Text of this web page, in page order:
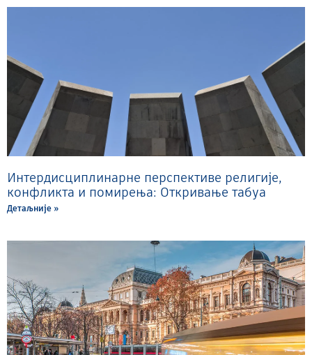
Интердисциплинарне перспективе религије,
конфликта и помирења: Откривање табуа
Детаљније »